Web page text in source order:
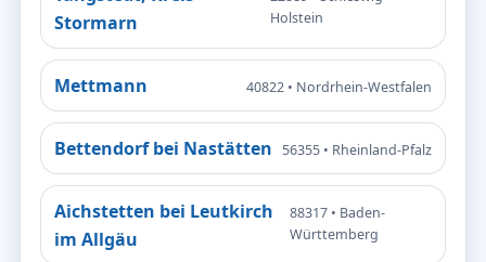
Stormarn
Holstein
Mettmann 40822 • Nordrhein-Westfalen
Bettendorf bei Nastätten 56355 • Rheinland-Pfalz
Aichstetten bei Leutkirch
im Allgäu
88317 • Baden-
Württemberg